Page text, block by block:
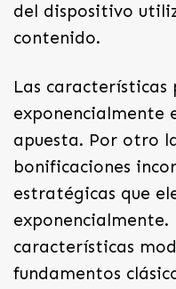
del dispositivo
contenido.
Las características
exponencialmente
apuesta. Por otro
bonificaciones
estratégicas que
características
fundamentos